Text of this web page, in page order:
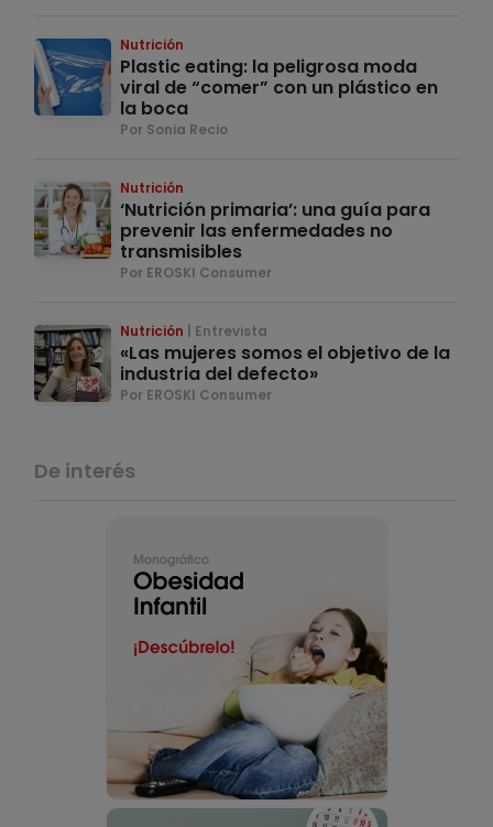
Nutrición
Plastic eating: la peligrosa moda
viral de “comer” con un plástico en
la boca
Por Sonia Recio
Nutrición
‘Nutrición primaria’: una guía para
prevenir las enfermedades no
transmisibles
Por EROSKI Consumer
Nutrición Entrevista
«Las mujeres somos el objetivo de la
industria del defecto»
Por EROSKI Consumer
De interés